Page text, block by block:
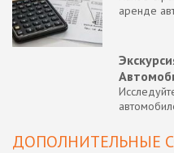
аренде
ДОПОЛНИТЕЛЬНЫЕ